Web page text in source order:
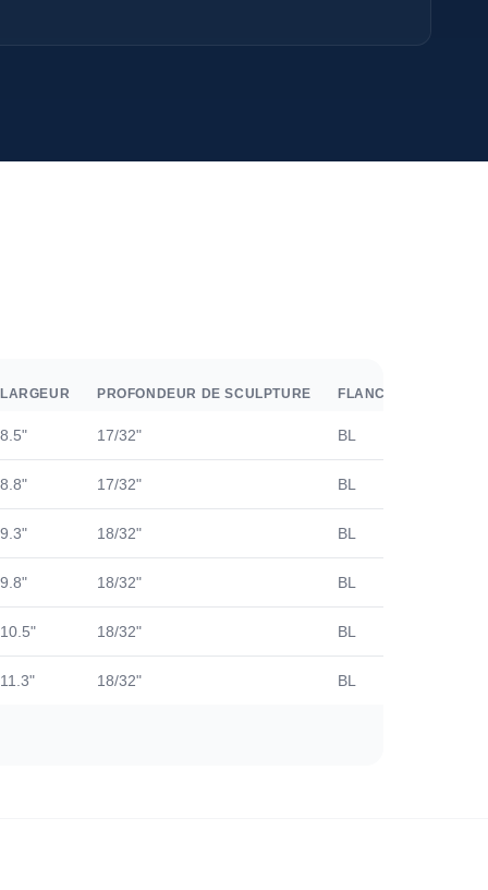
LARGEUR PROFONDEUR DE SCULPTURE FLANC
8.5" 17/32" BL
8.8" 17/32" BL
9.3" 18/32" BL
9.8" 18/32" BL
10.5" 18/32" BL
11.3" 18/32" BL